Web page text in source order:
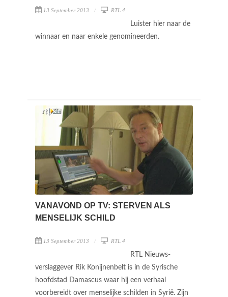
13 September 2013 RTL 4
Luister hier naar de
winnaar en naar enkele genomineerden.
VANAVOND OP TV: STERVEN ALS
MENSELIJK SCHILD
13 September 2013 RTL 4
RTL Nieuws-
verslaggever Rik Konijnenbelt is in de Syrische
hoofdstad Damascus waar hij een verhaal
voorbereidt over menselijke schilden in Syrië. Zijn